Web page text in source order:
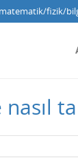
fizik/